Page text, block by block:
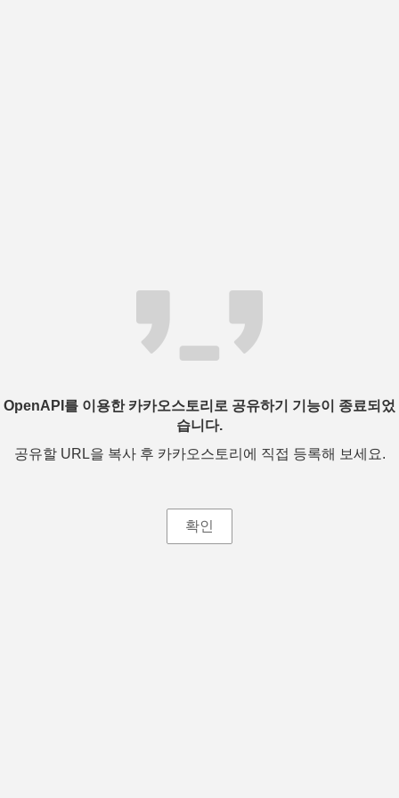
OpenAPI를 이용한 카카오스토리로 공유하기 기능이 종료되었
습니다.
공유할 URL을 복사 후 카카오스토리에 직접 등록해 보세요.
확인